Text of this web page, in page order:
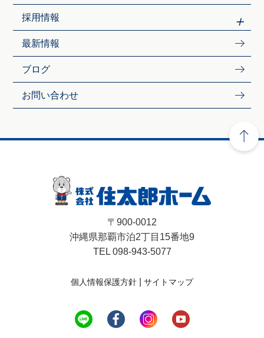
採用情報
最新情報
ブログ
お問い合わせ
〒900-0012
沖縄県那覇市泊2丁目15番地9
TEL 098-943-5077
個人情報保護方針 サイトマップ